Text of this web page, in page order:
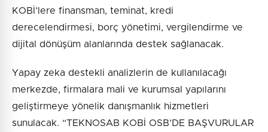
KOBİ’lere finansman, teminat, kredi
derecelendirmesi, borç yönetimi, vergilendirme ve
dijital dönüşüm alanlarında destek sağlanacak.
Yapay zeka destekli analizlerin de kullanılacağı
merkezde, firmalara mali ve kurumsal yapılarını
geliştirmeye yönelik danışmanlık hizmetleri
sunulacak. “TEKNOSAB KOBİ OSB’DE BAŞVURULAR